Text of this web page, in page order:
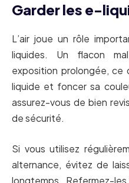
Garder les e-
L’air joue un rôle
liquides. Un flacon
exposition prolongée, ce
liquide et foncer sa
assurez-vous de bien
de sécurité.
Si vous utilisez
alternance, évitez de
longtemps. Refermez-